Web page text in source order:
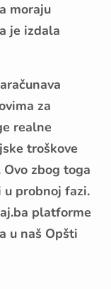
moraju
je izdala
za
realne
troškove
zbog toga
probnoj fazi.
platforme
u naš Opšti